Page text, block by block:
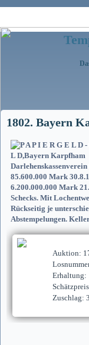
1802. Bayern
Auktion:
Erhaltung:
Zuschlag: